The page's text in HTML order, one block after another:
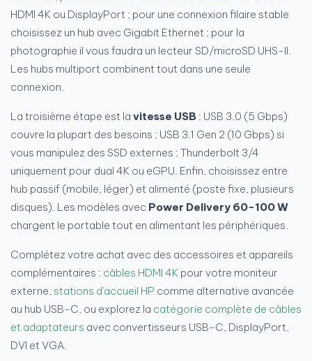
HDMI 4K ou DisplayPort ; pour une connexion filaire stable
choisissez un hub avec Gigabit Ethernet ; pour la
photographie il vous faudra un lecteur SD/microSD UHS-II.
Les hubs multiport combinent tout dans une seule
connexion.
La troisième étape est la vitesse USB : USB 3.0 (5 Gbps)
couvre la plupart des besoins ; USB 3.1 Gen 2 (10 Gbps) si
vous manipulez des SSD externes ; Thunderbolt 3/4
uniquement pour dual 4K ou eGPU. Enfin, choisissez entre
hub passif (mobile, léger) et alimenté (poste fixe, plusieurs
disques). Les modèles avec Power Delivery 60-100 W
chargent le portable tout en alimentant les périphériques.
Complétez votre achat avec des accessoires et appareils
complémentaires : câbles HDMI 4K pour votre moniteur
externe, stations d'accueil HP comme alternative avancée
au hub USB-C, ou explorez la catégorie complète de câbles
et adaptateurs avec convertisseurs USB-C, DisplayPort,
DVI et VGA.